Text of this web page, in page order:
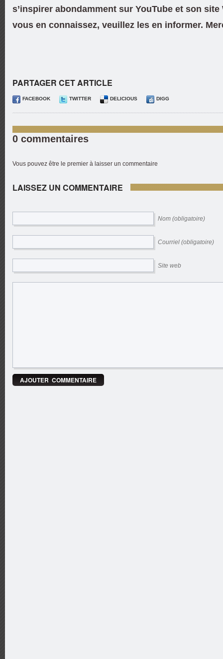
s’inspirer abondamment sur YouTube et son site
vous en connaissez, veuillez les en informer.
PARTAGER CET ARTICLE
FACEBOOK TWITTER DELICIOUS DIGG
0 commentaires
Vous pouvez être le premier à laisser un commentaire
LAISSEZ UN COMMENTAIRE
Nom (obligatoire)
Courriel (obligatoire)
Site web